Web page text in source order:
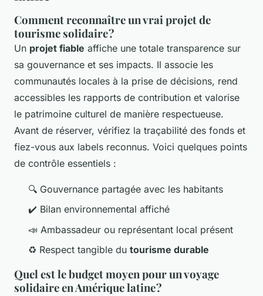
Comment reconnaître un vrai projet de
tourisme solidaire ?
Un projet fiable affiche une totale transparence sur
sa gouvernance et ses impacts. Il associe les
communautés locales à la prise de décisions, rend
accessibles les rapports de contribution et valorise
le patrimoine culturel de manière respectueuse.
Avant de réserver, vérifiez la traçabilité des fonds et
fiez-vous aux labels reconnus. Voici quelques points
de contrôle essentiels :
🔍 Gouvernance partagée avec les habitants
✔️ Bilan environnemental affiché
📣 Ambassadeur ou représentant local présent
♻️ Respect tangible du tourisme durable
Quel est le budget moyen pour un voyage
solidaire en Amérique latine ?